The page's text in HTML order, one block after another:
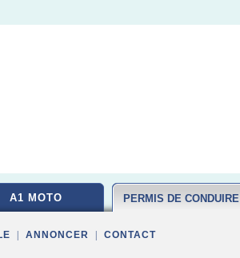
A1 MOTO PERMIS DE CONDUIRE
ANNONCER CONTACT